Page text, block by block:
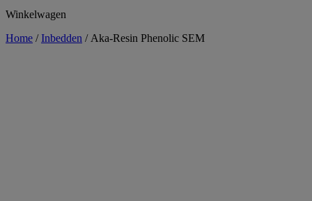
Winkelwagen
Home /Inbedden / Aka-Resin Phenolic SEM